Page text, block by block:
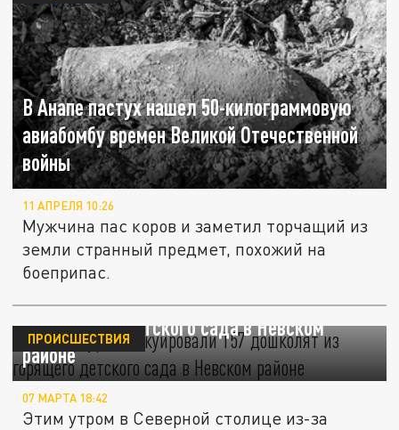
В Анапе пастух нашел 50-килограммовую
авиабомбу времен Великой Отечественной
войны
11 АПРЕЛЯ 10:26
Мужчина пас коров и заметил торчащий из
земли странный предмет, похожий на
боеприпас.
В Петербурге эвакуировали 157 дошколят
из горящего детского сада в Невском
районе
ПРОИСШЕСТВИЯ
07 МАРТА 18:42
Этим утром в Северной столице из-за